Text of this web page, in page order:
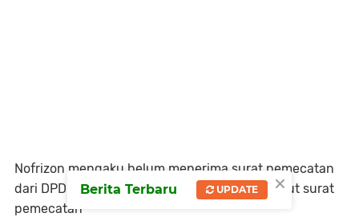
Nofrizon mengaku belum menerima surat pemecatan
dari DPD Demokrat. Bahkan dirinya mau jemput surat
pemecatan
×
Berita Terbaru UPDATE